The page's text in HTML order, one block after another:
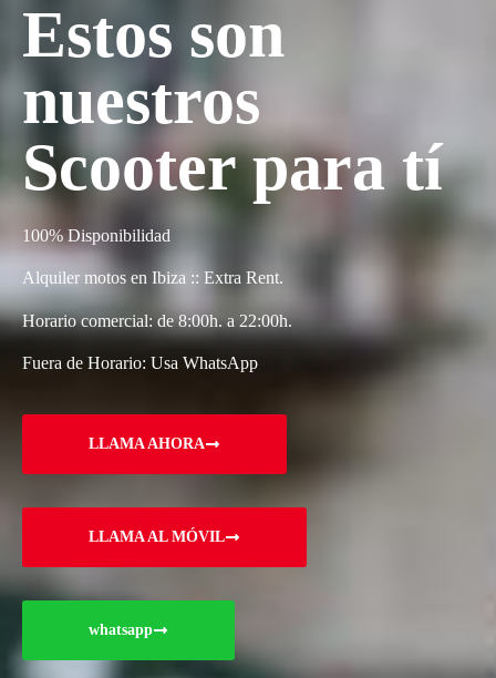
Estos son
nuestros
Scooter para tí
100% Disponibilidad
Alquiler motos en Ibiza :: Extra Rent.
Horario comercial: de 8:00h. a 22:00h.
Fuera de Horario: Usa WhatsApp
LLAMA AHORA
LLAMA AL MÓVIL
whatsapp